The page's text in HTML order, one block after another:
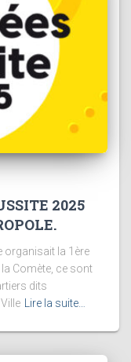
2025
organisait la 1ère
Comète, ce sont
dits
Lire la suite…